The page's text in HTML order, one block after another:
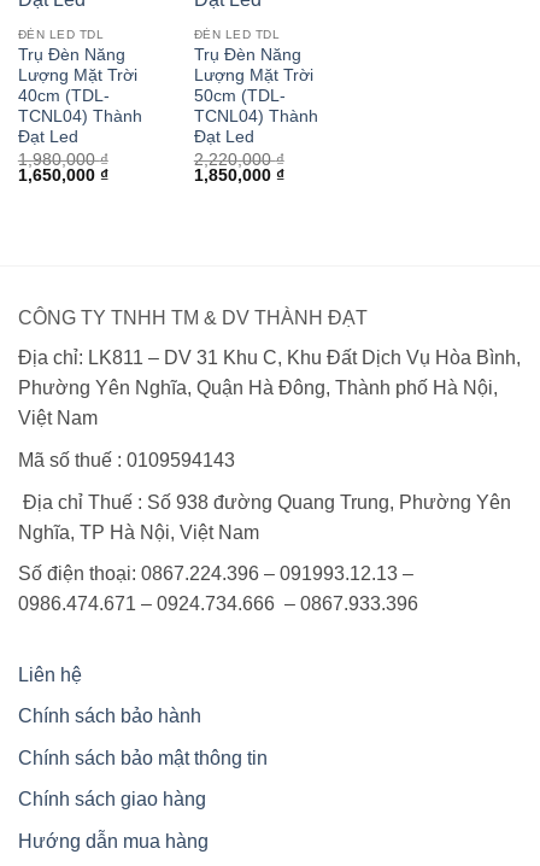
ĐÈN LED TDL
Trụ Đèn Năng
Lượng Mặt Trời
40cm (TDL-
TCNL04) Thành
Đạt Led
1,980,000₫
Giá
gốc
1,650,000 ₫Giá
ĐÈN LED TDL
Trụ Đèn Năng
Lượng Mặt Trời
50cm (TDL-
TCNL04) Thành
Đạt Led
2,220,000₫
Giá
gốc
1,850,000 ₫Giá
CÔNG TY TNHH TM & DV THÀNH ĐẠT
Địa chỉ: LK811 – DV 31 Khu C, Khu Đất Dịch Vụ Hòa Bình,
Phường Yên Nghĩa, Quận Hà Đông, Thành phố Hà Nội,
Việt Nam
Mã số thuế : 0109594143
Địa chỉ Thuế : Số 938 đường Quang Trung, Phường Yên
Nghĩa, TP Hà Nội, Việt Nam
Số điện thoại: 0867.224.396 – 091993.12.13 –
0986.474.671 – 0924.734.666 – 0867.933.396
Liên hệ
Chính sách bảo hành
Chính sách bảo mật thông tin
Chính sách giao hàng
Hướng dẫn mua hàng